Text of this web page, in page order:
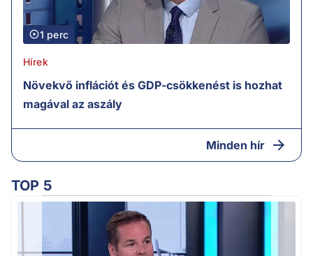
1 perc
Hírek
Növekvő inflációt és GDP-csökkenést is hozhat
magával az aszály
Minden hír
TOP 5